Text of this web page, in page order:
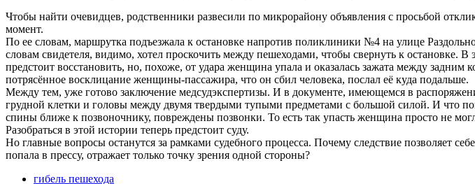
Чтобы найти очевидцев, родственники развесили по микрорайону объявления с просьбой
момент.
По ее словам, маршрутка подъезжала к остановке напротив поликлиники №4 на улице
словам свидетеля, видимо, хотел проскочить между пешеходами, чтобы свернуть к
предстоит восстановить, но, похоже, от удара женщина упала и оказалась зажата между
потрясённое восклицание женщины-пассажира, что он сбил человека, послал её куда подальше.
Между тем, уже готово заключение медсудэкспертизы. И в документе, имеющемся в
грудной клетки и головы между двумя твердыми тупыми предметами с большой силой. И что
спины ближе к позвоночнику, повреждены позвонки. То есть так упасть женщина просто не
Разобраться в этой истории теперь предстоит суду.
Но главные вопросы останутся за рамками судебного процесса. Почему следствие позволяет
попала в прессу, отражает только точку зрения одной стороны?
гибель пешехода